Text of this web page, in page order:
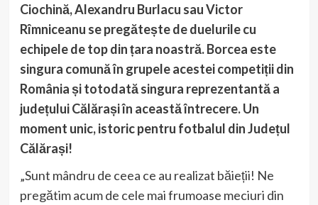
Ciochină,Alexandru Burlacu sau Victor
Rîmniceanu se pregătește de duelurile cu
echipele de top din țara noastră. Borcea este
singura comună în grupele acestei competiții din
România și totodată singura reprezentantă a
județului Călărași în această întrecere. Un
moment unic, istoric pentru fotbalul din Județul
Călărași!
„Sunt mândru de ceea ce au realizat băieții! Ne
pregătim acum de cele mai frumoase meciuri din